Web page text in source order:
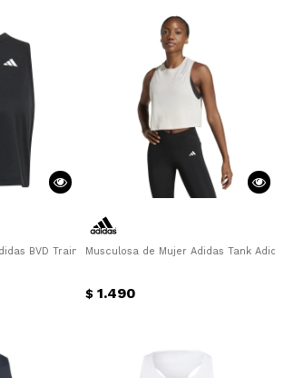
BVD Train Essentials Boxy Workout Adidas -
Musculosa de Mujer Adidas Tank
$ 1.490